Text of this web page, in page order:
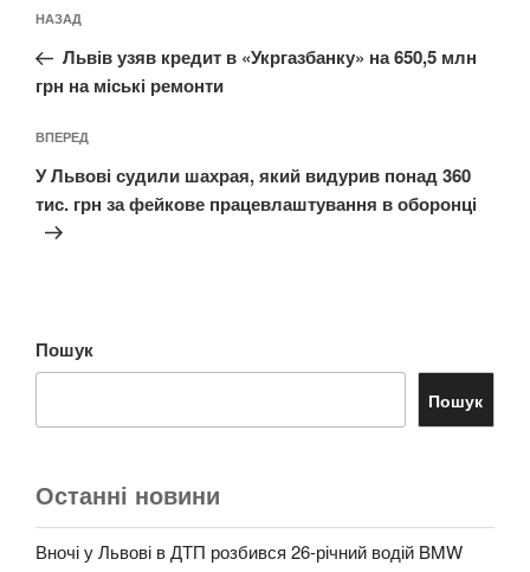
записів
Попередній
запис:
НАЗАД
Львів узяв кредит в «Укргазбанку» на 650,5 млн
грн на міські ремонти
Наступний
запис
ВПЕРЕД
У Львові судили шахрая, який видурив понад 360
тис. грн за фейкове працевлаштування в оборонці
Пошук
Пошук
Останні новини
Вночі у Львові в ДТП розбився 26-річний водій BMW